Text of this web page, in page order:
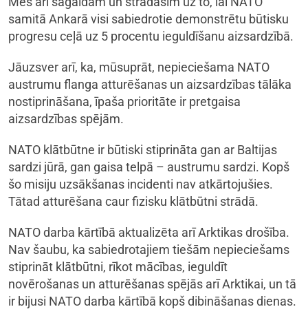
samitā Ankarā visi sabiedrotie demonstrētu būtisku
progresu ceļā uz 5 procentu ieguldīšanu aizsardzībā.
Jāuzsver arī, ka, mūsuprāt, nepieciešama NATO
austrumu flanga atturēšanas un aizsardzības tālāka
nostiprināšana, īpaša prioritāte ir pretgaisa
aizsardzības spējām.
NATO klātbūtne ir būtiski stiprināta gan ar Baltijas
sardzi jūrā, gan gaisa telpā – austrumu sardzi. Kopš
šo misiju uzsākšanas incidenti nav atkārtojušies.
Tātad atturēšana caur fizisku klātbūtni strādā.
NATO darba kārtībā aktualizēta arī Arktikas drošība.
Nav šaubu, ka sabiedrotajiem tiešām nepieciešams
stiprināt klātbūtni, rīkot mācības, ieguldīt
novērošanas un atturēšanas spējās arī Arktikai, un tā
ir bijusi NATO darba kārtībā kopš dibināšanas dienas.